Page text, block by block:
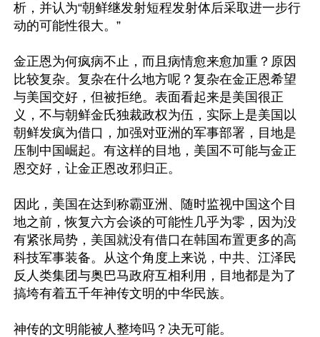
析，并认为“朝鲜继发射短程发射体后采取进一步行
动的可能性很大。”
金正恩为何疯病不止，而且病情愈来愈加重？原因
比较复杂。复杂在什么地方呢？复杂在金正恩希望
与美国交好，但被拒绝。表面看起来是美国很正
义，不与朝鲜金氏独裁政权为伍，实际上是美国以
朝鲜发疯为借口，加强对亚洲的军事部署，目地是
压制中国崛起。有这样的目地，美国不可能与金正
恩交好，让金正恩改邪归正。
因此，美国在达到称霸亚洲、随时监视中国这个目
地之前，恢复六方会谈的可能性几乎为零，因为没
有紧张局势，美国就没有借口在韩国布置更多的高
科技军事装备。从这个角度上来说，中共、江泽民
反人类集团与奥巴马政府互相利用，目地都是为了
搞垮有着五千年神传文明的中华民族。
神传的文明能被人整垮吗？决无可能。